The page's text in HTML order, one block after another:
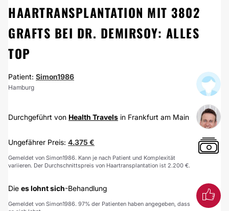
HAARTRANSPLANTATION MIT 3802
GRAFTS BEI DR. DEMIRSOY: ALLES
TOP
Patient: Simon1986
Hamburg
Durchgeführt von Health Travels in Frankfurt am Main
Ungefährer Preis: 4.375 €
Gemeldet von Simon1986. Kann je nach Patient und Komplexität
variieren. Der Durchschnittspreis von Haartransplantation ist 2.200 €.
Die es lohnt sich-Behandlung
Gemeldet von Simon1986. 97% der Patienten haben angegeben, dass